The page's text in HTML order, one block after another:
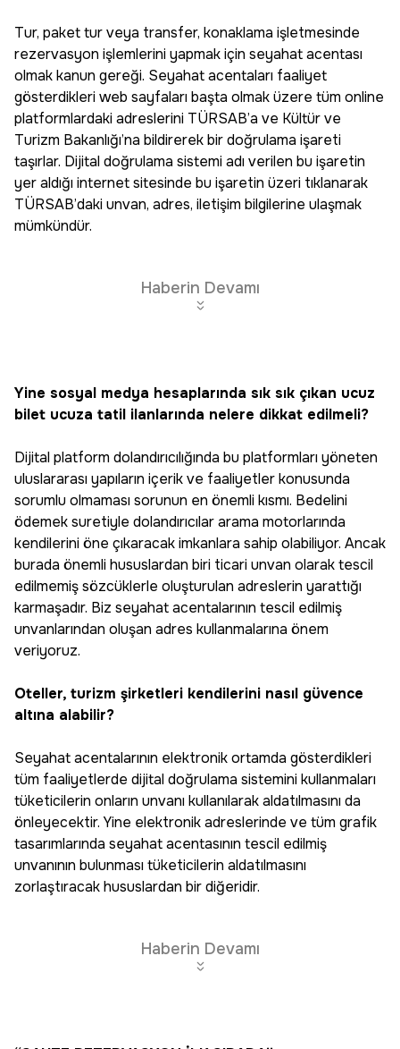
Tur, paket tur veya transfer, konaklama işletmesinde
rezervasyon işlemlerini yapmak için seyahat acentası
olmak kanun gereği. Seyahat acentaları faaliyet
gösterdikleri web sayfaları başta olmak üzere tüm online
platformlardaki adreslerini TÜRSAB’a ve Kültür ve
Turizm Bakanlığı’na bildirerek bir doğrulama işareti
taşırlar. Dijital doğrulama sistemi adı verilen bu işaretin
yer aldığı internet sitesinde bu işaretin üzeri tıklanarak
TÜRSAB’daki unvan, adres, iletişim bilgilerine ulaşmak
mümkündür.
Haberin Devamı
Yine sosyal medya hesaplarında sık sık çıkan ucuz
bilet ucuza tatil ilanlarında nelere dikkat edilmeli?
Dijital platform dolandırıcılığında bu platformları yöneten
uluslararası yapıların içerik ve faaliyetler konusunda
sorumlu olmaması sorunun en önemli kısmı. Bedelini
ödemek suretiyle dolandırıcılar arama motorlarında
kendilerini öne çıkaracak imkanlara sahip olabiliyor. Ancak
burada önemli hususlardan biri ticari unvan olarak tescil
edilmemiş sözcüklerle oluşturulan adreslerin yarattığı
karmaşadır. Biz seyahat acentalarının tescil edilmiş
unvanlarından oluşan adres kullanmalarına önem
veriyoruz.
Oteller, turizm şirketleri kendilerini nasıl güvence
altına alabilir?
Seyahat acentalarının elektronik ortamda gösterdikleri
tüm faaliyetlerde dijital doğrulama sistemini kullanmaları
tüketicilerin onların unvanı kullanılarak aldatılmasını da
önleyecektir. Yine elektronik adreslerinde ve tüm grafik
tasarımlarında seyahat acentasının tescil edilmiş
unvanının bulunması tüketicilerin aldatılmasını
zorlaştıracak hususlardan bir diğeridir.
Haberin Devamı